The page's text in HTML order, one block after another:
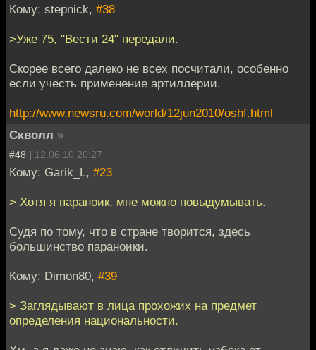
Кому: stepnick, #38
>Уже 75, "Вести 24" передали.
Скорее всего далеко не всех посчитали, особенно
если учесть применение артиллерии.
http://www.newsru.com/world/12jun2010/oshf.html
Скволл »
#48 | 12.06.10 20:27
Кому: Garik_L, #23
> Хотя я параноик, мне можно повыдумывать.
Судя по тому, что в стране творится, здесь
большинство параноики.
Кому: Dimon80, #39
> Заглядывают в лица прохожих на предмет
определения национальности.